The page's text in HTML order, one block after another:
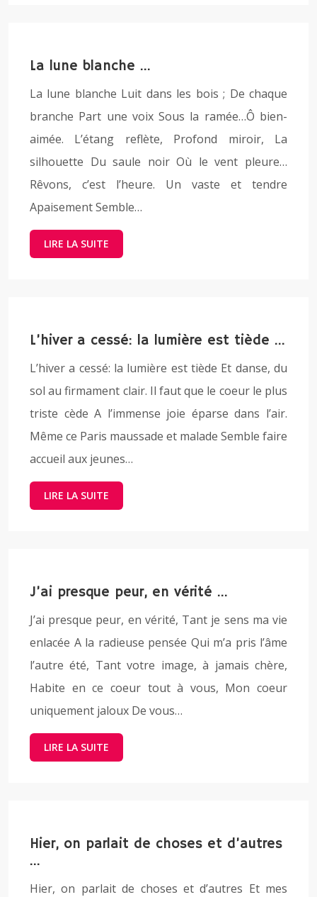
La lune blanche …
La lune blanche Luit dans les bois ; De chaque
branche Part une voix Sous la ramée…Ô bien-
aimée. L’étang reflète, Profond miroir, La
silhouette Du saule noir Où le vent pleure…
Rêvons, c’est l’heure. Un vaste et tendre
Apaisement Semble…
LIRE LA SUITE
L’hiver a cessé: la lumière est tiède …
L’hiver a cessé: la lumière est tiède Et danse, du
sol au firmament clair. Il faut que le coeur le plus
triste cède A l’immense joie éparse dans l’air.
Même ce Paris maussade et malade Semble faire
accueil aux jeunes…
LIRE LA SUITE
J’ai presque peur, en vérité …
J’ai presque peur, en vérité, Tant je sens ma vie
enlacée A la radieuse pensée Qui m’a pris l’âme
l’autre été, Tant votre image, à jamais chère,
Habite en ce coeur tout à vous, Mon coeur
uniquement jaloux De vous…
LIRE LA SUITE
Hier, on parlait de choses et d’autres
…
Hier, on parlait de choses et d’autres Et mes